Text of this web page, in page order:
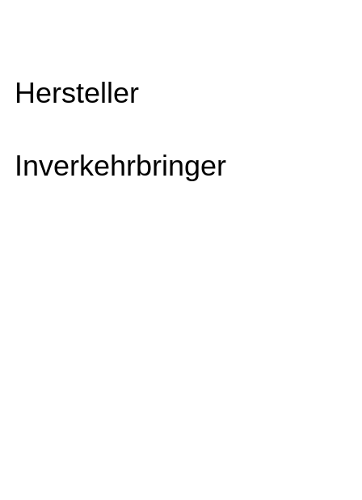
Hersteller
Inverkehrbringer